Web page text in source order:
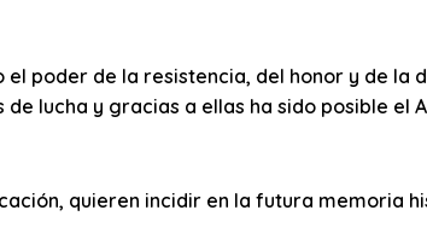
el poder de la resistencia, del honor y de la
lucha y gracias a ellas ha sido posible el
quieren incidir en la futura memoria